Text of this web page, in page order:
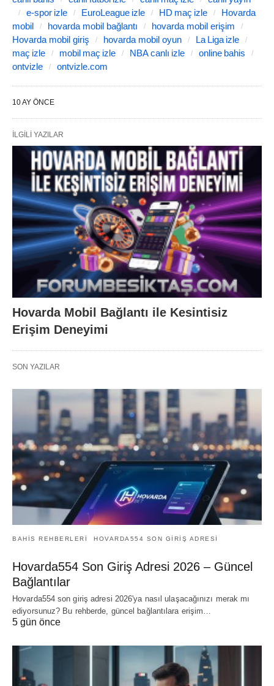
e‑spor izle
EuroLeague izle HD maç izle
Hovarda
mobil
hovarda mobil bağlantı
hovarda mobil erişim
Hovarda mobil giriş
hovarda mobil oyun
La Liga izle
maç izle
mobil maç izle NBA canlı izle
online bahis
ontvizle
ontvizle.com
10 AY ÖNCE
İLGILI YAZILAR
Hovarda Mobil Bağlantı ile Kesintisiz
Erişim Deneyimi
SON YAZILAR
BAHIS REHBERLERI HOVARDA554 SON GIRIŞ ADRESI
Hovarda554 Son Giriş Adresi 2026 – Güncel
Bağlantılar
Hovarda554 son giriş adresi 2026'ya nasıl ulaşacağınızı merak mı
ediyorsunuz? Bu rehberde, güncel bağlantılara erişim…
5 gün önce